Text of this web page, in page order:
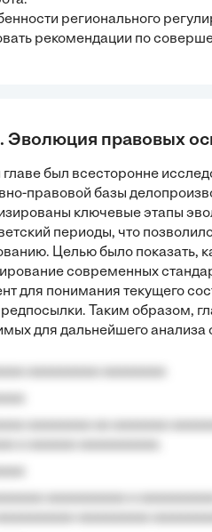
регионального
рекомендации по
Эволюция правовых
главе был всесторонне
правовой базы
ключевые этапы
периоды, что
Целью было показать,
современных
для понимания текущего
Таким образом,
для дальнейшего